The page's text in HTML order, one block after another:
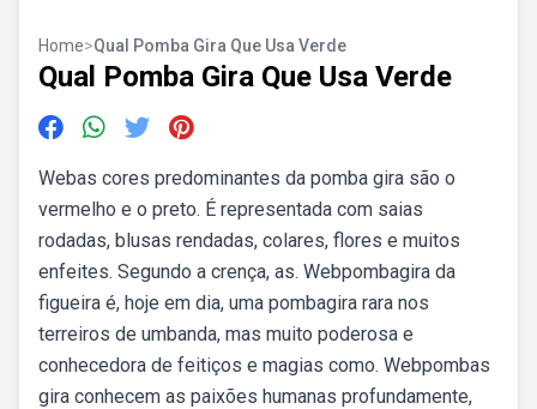
Home>Qual Pomba Gira Que Usa Verde
Qual Pomba Gira Que Usa Verde
Webas cores predominantes da pomba gira são o
vermelho e o preto. É representada com saias
rodadas, blusas rendadas, colares, flores e muitos
enfeites. Segundo a crença, as. Webpombagira da
figueira é, hoje em dia, uma pombagira rara nos
terreiros de umbanda, mas muito poderosa e
conhecedora de feitiços e magias como. Webpombas
gira conhecem as paixões humanas profundamente,